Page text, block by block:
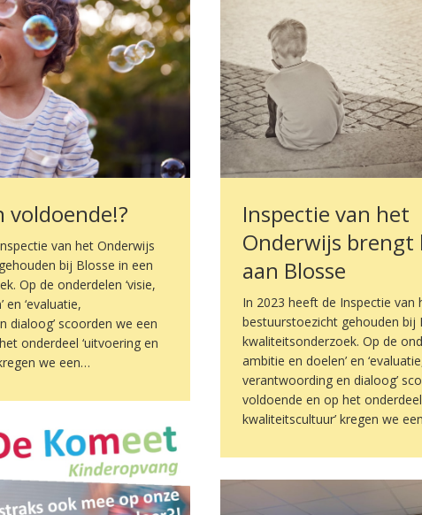
voldoende!?
van het Onderwijs
bij Blosse in een
Op de onderdelen ‘visie,
en ‘evaluatie,
dialoog’ scoorden we een
onderdeel ‘uitvoering en
we een…
Inspectie van het
Onderwijs brengt
aan Blosse
In 2023 heeft de Inspectie van
bestuurstoezicht gehouden bij
kwaliteitsonderzoek. Op de
ambitie en doelen’ en
verantwoording en dialoog’
voldoende en op het
kwaliteitscultuur’ kregen we